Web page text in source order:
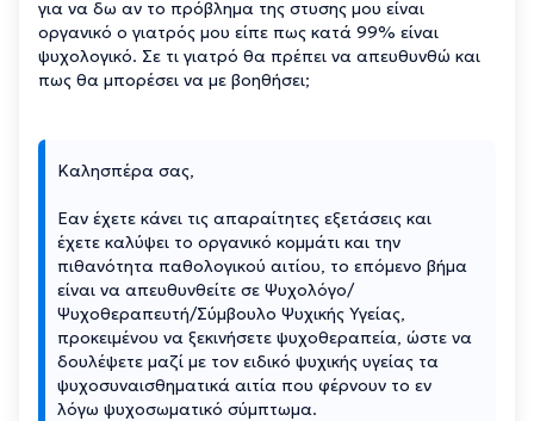
για να δω αν το πρόβλημα της στυσης μου είναι
οργανικό ο γιατρός μου είπε πως κατά 99% είναι
ψυχολογικό. Σε τι γιατρό θα πρέπει να απευθυνθώ και
πως θα μπορέσει να με βοηθήσει;
Καλησπέρα σας,
Εαν έχετε κάνει τις απαραίτητες εξετάσεις και
έχετε καλύψει το οργανικό κομμάτι και την
πιθανότητα παθολογικού αιτίου, το επόμενο βήμα
είναι να απευθυνθείτε σε Ψυχολόγο/
Ψυχοθεραπευτή/Σύμβουλο Ψυχικής Υγείας,
προκειμένου να ξεκινήσετε ψυχοθεραπεία, ώστε να
δουλέψετε μαζί με τον ειδικό ψυχικής υγείας τα
ψυχοσυναισθηματικά αιτία που φέρνουν το εν
λόγω ψυχοσωματικό σύμπτωμα.